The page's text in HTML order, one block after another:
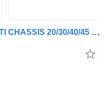
HFR SB24 CONTAINER MULTI CHASSIS 20/30/40/45 FT. - BPW DISC - 1X EXT